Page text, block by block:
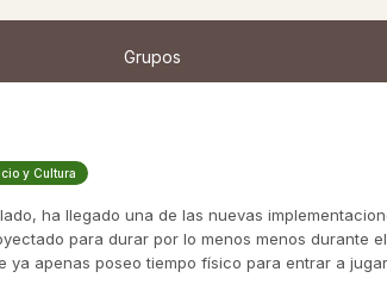
Grupos
y Cultura
ha llegado una de las nuevas
para durar por lo menos menos durante
ya apenas poseo tiempo físico para entrar a